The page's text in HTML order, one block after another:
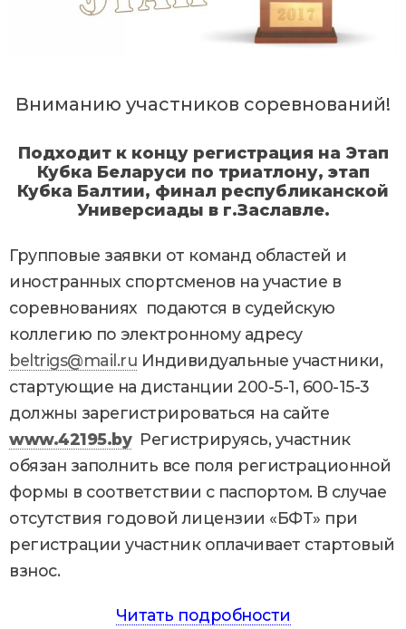
Вниманию участников соревнований!
Подходит к концу регистрация на Этап
Кубка Беларуси по триатлону, этап
Кубка Балтии, финал республиканской
Универсиады в г.Заславле.
Групповые заявки от команд областей и
иностранных спортсменов на участие в
соревнованиях подаются в судейскую
коллегию по электронному адресу
beltrigs@mail.ru Индивидуальные участники,
стартующие на дистанции 200-5-1, 600-15-3
должны зарегистрироваться на сайте
www.42195.by Регистрируясь, участник
обязан заполнить все поля регистрационной
формы в соответствии с паспортом. В случае
отсутствия годовой лицензии «БФТ» при
регистрации участник оплачивает стартовый
взнос.
Читать подробности